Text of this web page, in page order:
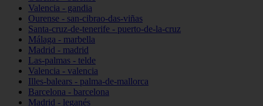
Valencia - gandia
Ourense - san-cibrao-das-viñas
Santa-cruz-de-tenerife - puerto-de-la-cruz
Málaga - marbella
Madrid - madrid
Las-palmas - telde
Valencia - valencia
Illes-balears - palma-de-mallorca
Barcelona - barcelona
Madrid - leganés